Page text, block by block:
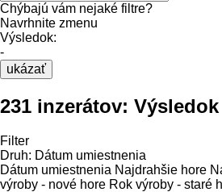
Chýbajú vám nejaké filtre?
Navrhnite zmenu
Výsledok:
-
ukázať
231 inzerátov: Výsledok
Filter
Druh: Dátum umiestnenia
Dátum umiestnenia Najdrahšie hore
výroby - nové hore Rok výroby - staré